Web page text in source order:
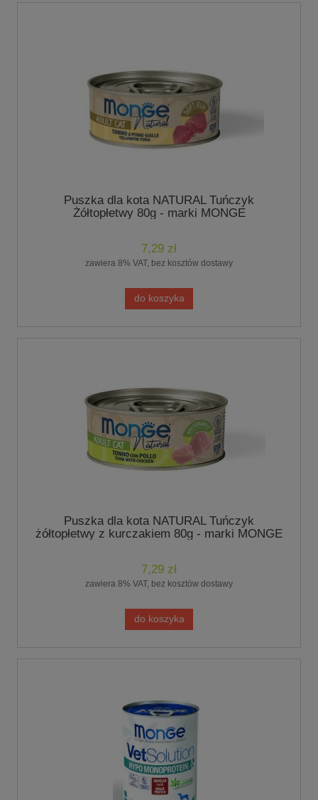
Puszka dla kota NATURAL Tuńczyk
Żółtopłetwy 80g - marki MONGE
7,29 zł
zawiera 8% VAT, bez kosztów dostawy
do koszyka
Puszka dla kota NATURAL Tuńczyk
żółtopłetwy z kurczakiem 80g - marki MONGE
7,29 zł
zawiera 8% VAT, bez kosztów dostawy
do koszyka